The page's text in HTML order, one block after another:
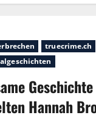
truecrime.ch
Hannah